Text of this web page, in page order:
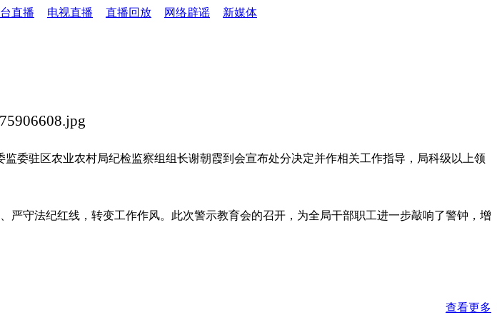
直播 电视直播 直播回放 网络辟谣
新媒体
委驻区农业农村局纪检监察组组长谢朝霞到会宣布处分决定并作相关工作指导，局科级以上领
守法纪红线，转变工作作风。此次警示教育会的召开，为全局干部职工进一步敲响了警钟，增
查看更多